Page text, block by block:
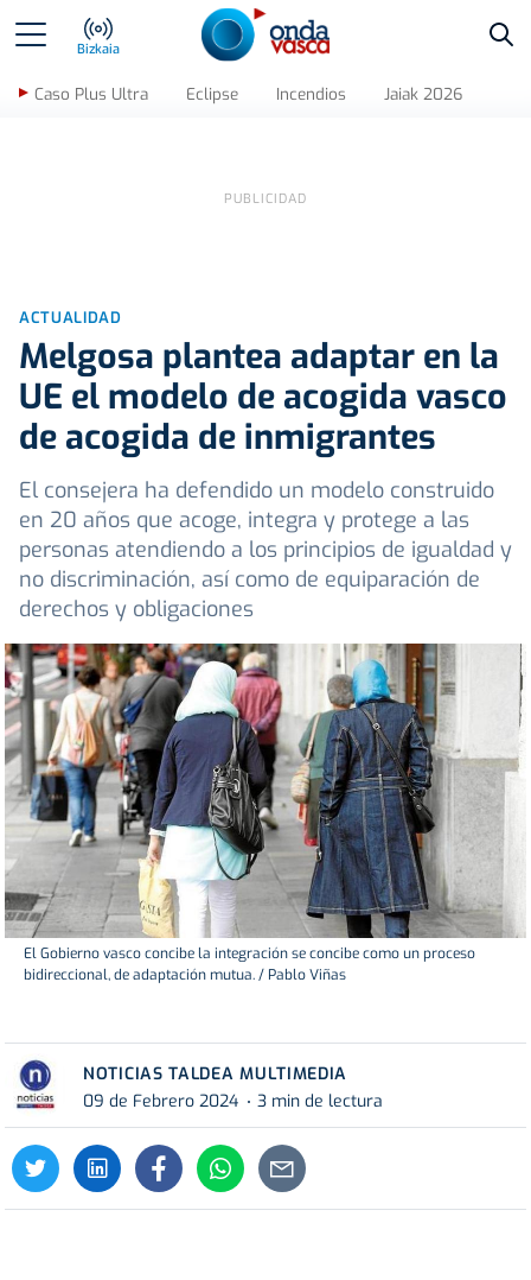
Bizkaia
Caso Plus Ultra Eclipse Incendios Jaiak 2026
ACTUALIDAD
Melgosa plantea adaptar en la
UE el modelo de acogida vasco
de acogida de inmigrantes
El consejera ha defendido un modelo construido
en 20 años que acoge, integra y protege a las
personas atendiendo a los principios de igualdad y
no discriminación, así como de equiparación de
derechos y obligaciones
El Gobierno vasco concibe la integración se concibe como un proceso
bidireccional, de adaptación mutua. / Pablo Viñas
NOTICIAS TALDEA MULTIMEDIA
09 de Febrero 2024
3 min de lectura